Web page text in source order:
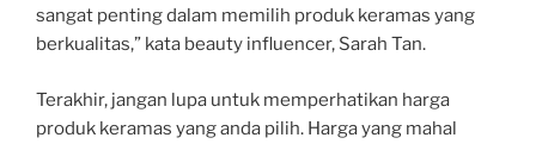
sangat penting dalam memilih produk keramas yang
berkualitas,” kata beauty influencer, Sarah Tan.
Terakhir, jangan lupa untuk memperhatikan harga
produk keramas yang anda pilih. Harga yang mahal